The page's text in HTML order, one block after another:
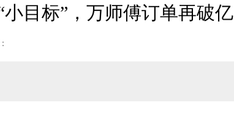
小目标”，万师傅订单再破亿